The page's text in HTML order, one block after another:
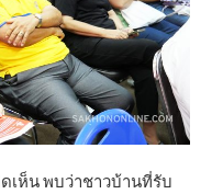
เห็น พบว่าชาวบ้านที่รับ